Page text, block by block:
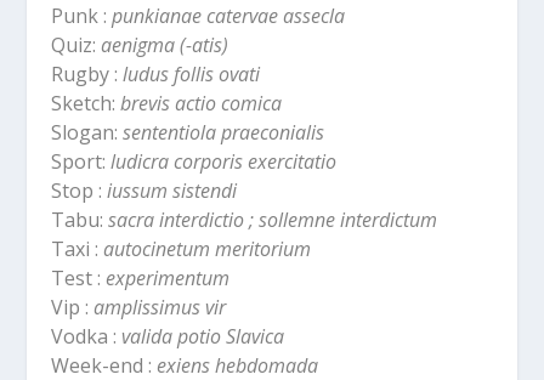
Punk :punkianae catervae assecla
Quiz: aenigma (-atis)
Rugby :ludus follis ovati
Sketch:brevis actio comica
Slogan:sententiola praeconialis
Sport:ludicra corporis exercitatio
Stop :iussum sistendi
Tabu:sacra interdictio ; sollemne interdictum
Taxi : autocinetum meritorium
Test : experimentum
Vip : amplissimus vir
Vodka : valida potio Slavica
Week-end : exiens hebdomada